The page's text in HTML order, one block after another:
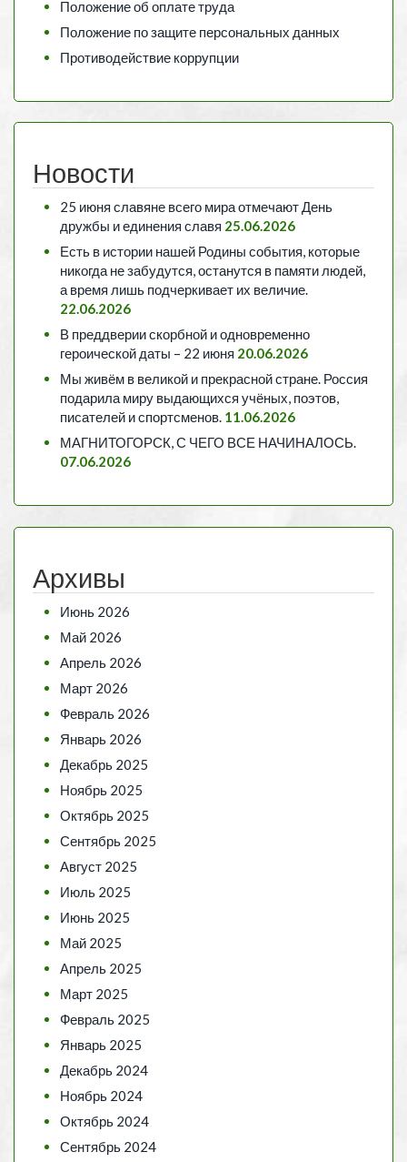
Положение об оплате труда
Положение по защите персональных данных
Противодействие коррупции
Новости
25 июня славяне всего мира отмечают День
дружбы и единения славя 25.06.2026
Есть в истории нашей Родины события, которые
никогда не забудутся, останутся в памяти людей,
а время лишь подчеркивает их величие.
22.06.2026
В преддверии скорбной и одновременно
героической даты – 22 июня 20.06.2026
Мы живём в великой и прекрасной стране. Россия
подарила миру выдающихся учёных, поэтов,
писателей и спортсменов. 11.06.2026
МАГНИТОГОРСК, С ЧЕГО ВСЕ НАЧИНАЛОСЬ.
07.06.2026
Архивы
Июнь 2026
Май 2026
Апрель 2026
Март 2026
Февраль 2026
Январь 2026
Декабрь 2025
Ноябрь 2025
Октябрь 2025
Сентябрь 2025
Август 2025
Июль 2025
Июнь 2025
Май 2025
Апрель 2025
Март 2025
Февраль 2025
Январь 2025
Декабрь 2024
Ноябрь 2024
Октябрь 2024
Сентябрь 2024